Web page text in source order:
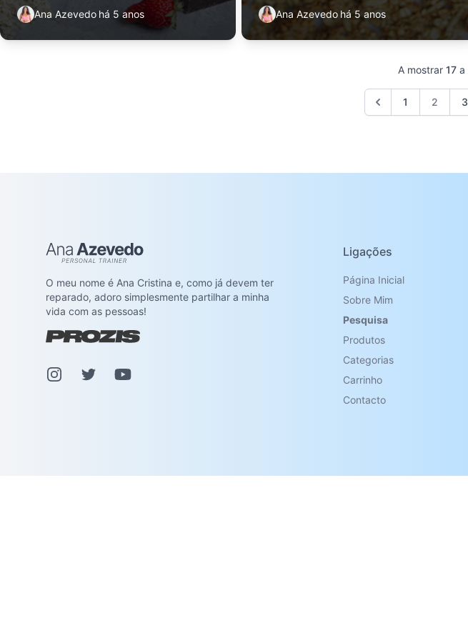
qualquer açúcar ou óleo adicionado.
Ana Azevedo há 5 anos
receitinha para colocares como topping no
teu iogurte, por exemplo.
Ana Azevedo há 5 anos
A mostrar 17a
1 2 3
Ana Azevedo
O meu nome é Ana Cristina e, como já devem ter
reparado, adoro simplesmente partilhar a minha
vida com as pessoas!
InstagramPinterestYoutube
Ligações
Página Inicial
Sobre Mim
Pesquisa
Produtos
Categorias
Carrinho
Contacto